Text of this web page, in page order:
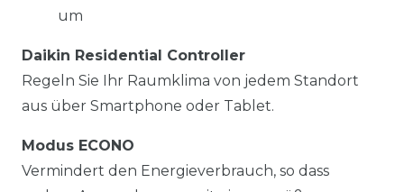
um
Daikin Residential Controller
Regeln Sie Ihr Raumklima von jedem Standort
aus über Smartphone oder Tablet.
Modus ECONO
Vermindert den Energieverbrauch, so dass